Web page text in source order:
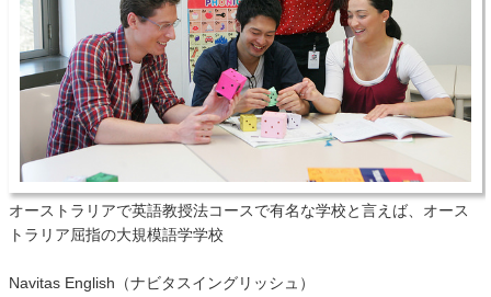
オーストラリアで英語教授法コースで有名な学校と言えば、オース
トラリア屈指の大規模語学学校
Navitas English（ナビタスイングリッシュ）